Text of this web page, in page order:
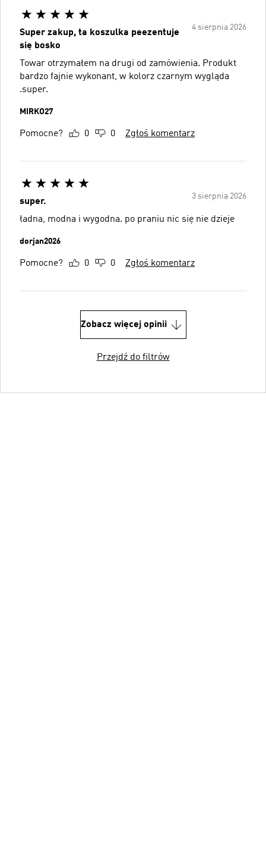
4 sierpnia 2026
Super zakup, ta koszulka peezentuje
się bosko
Towar otrzymałem na drugi od zamówienia. Produkt
bardzo fajnie wykonant, w kolorz czarnym wygląda
.super.
MIRKO27
Pomocne? 0 0 Zgłoś komentarz
3 sierpnia 2026
super.
ładna, modna i wygodna. po praniu nic się nie dzieje
dorjan2026
Pomocne? 0 0 Zgłoś komentarz
Zobacz więcej opinii
Przejdź do filtrów